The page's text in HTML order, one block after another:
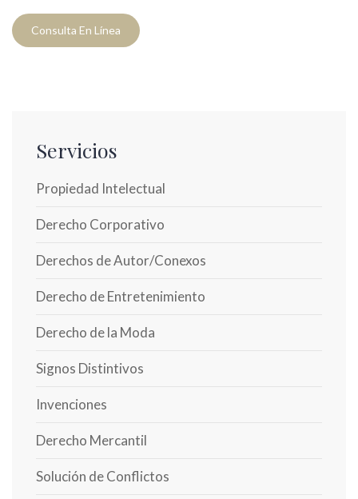
Consulta En Línea
Servicios
Propiedad Intelectual
Derecho Corporativo
Derechos de Autor/Conexos
Derecho de Entretenimiento
Derecho de la Moda
Signos Distintivos
Invenciones
Derecho Mercantil
Solución de Conflictos